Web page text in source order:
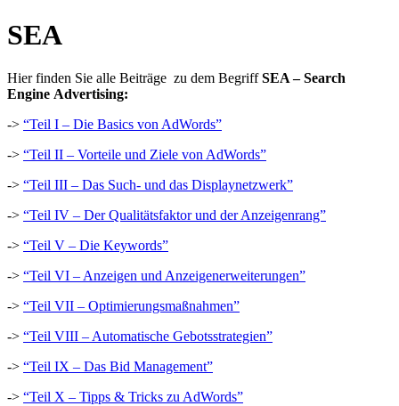
SEA
Hier finden Sie alle Beiträge zu dem BegriffSEA – Search
Engine Advertising:
-> “Teil I – Die Basics von AdWords”
-> “Teil II – Vorteile und Ziele von AdWords”
-> “Teil III – Das Such- und das Displaynetzwerk”
-> “Teil IV – Der Qualitätsfaktor und der Anzeigenrang”
-> “Teil V – Die Keywords”
-> “Teil VI – Anzeigen und Anzeigenerweiterungen”
-> “Teil VII – Optimierungsmaßnahmen”
-> “Teil VIII – Automatische Gebotsstrategien”
-> “Teil IX – Das Bid Management”
-> “Teil X – Tipps & Tricks zu AdWords”